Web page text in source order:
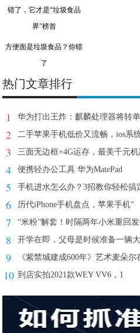
方便面是垃圾食品？你错
了
热门文章排行
1 华为打出王炸：麒麟处理器将转
2 二手苹果手机低价又流畅，ios系
3 三面无边框+4G运存，最美千元机
4 便携轻办公工具 华为MatePad
5 手机进水怎么办？3招教你轻松搞
6 历代iPhone手机盘点，苹果手机“
7 “米粉”解套！时隔两年小米重回
8 开学在即，父母是时候准备一辆
9 《紫禁城建成600年》艺术麦朵尔
10 到店实拍2021款WEY VV6，1